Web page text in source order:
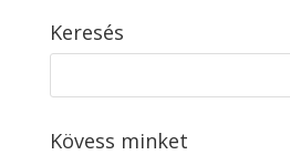
Keresés
Kövess minket